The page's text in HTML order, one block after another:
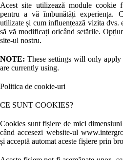
Acest site utilizează module cookie
pentru a vă îmbunătăți experiența.
utilizate și cum influențează vizita dvs.
să vă modificați oricând setările.
site-ul nostru.
NOTE: These settings will only
are currently using.
Politica de cookie-uri
CE SUNT COOKIES?
Cookies sunt fișiere de mici
când accesezi website-ul
și acceptă automat aceste fișiere prin